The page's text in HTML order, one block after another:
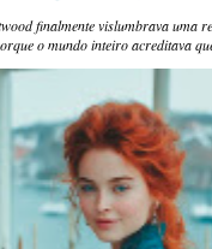
finalmente vislumbrava uma
o mundo inteiro acreditava